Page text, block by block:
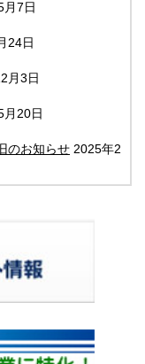
月7日
24日
月3日
月20日
のお知らせ 2025年2